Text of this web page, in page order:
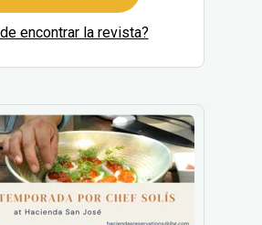
encontrar la revista?